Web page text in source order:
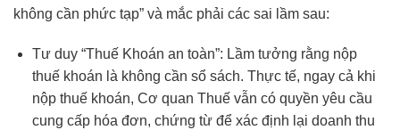
không cần phức tạp” và mắc phải các sai lầm sau:
Tư duy “Thuế Khoán an toàn”: Lầm tưởng rằng nộp
thuế khoán là không cần sổ sách. Thực tế, ngay cả khi
nộp thuế khoán, Cơ quan Thuế vẫn có quyền yêu cầu
cung cấp hóa đơn, chứng từ để xác định lại doanh thu